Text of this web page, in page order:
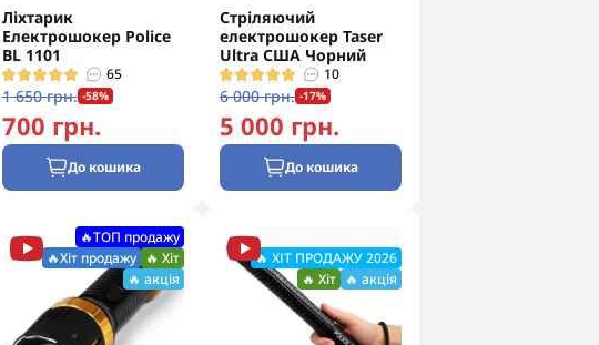
Ліхтарик
Електрошокер Police
BL 1101
65
1 650 грн. -58%
700 грн.
До кошика
Стріляючий
електрошокер Taser
Ultra США Чорний
10
6 000 грн. -17%
5 000 грн.
До кошика
🔥ТОП продажу
🔥Хіт продажу
🔥 Хіт
🔥 акція
🔥ХІТ ПРОДАЖУ 2026
🔥 ХІТ ПРОДАЖУ 2026
🔥 Хіт 🔥 акція